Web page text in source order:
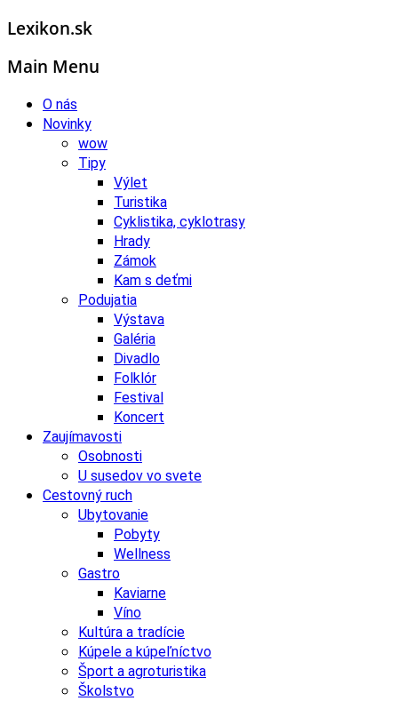
Lexikon.sk
Main Menu
O nás
Novinky
wow
Tipy
Výlet
Turistika
Cyklistika, cyklotrasy
Hrady
Zámok
Kam s deťmi
Podujatia
Výstava
Galéria
Divadlo
Folklór
Festival
Koncert
Zaujímavosti
Osobnosti
U susedov vo svete
Cestovný ruch
Ubytovanie
Pobyty
Wellness
Gastro
Kaviarne
Víno
Kultúra a tradície
Kúpele a kúpeľníctvo
Šport a agroturistika
Školstvo